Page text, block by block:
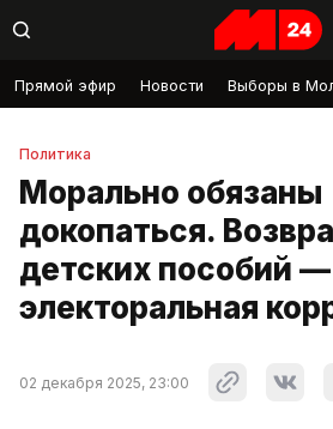
Прямой эфир Новости Выборы в
Политика
Морально обязаны
докопаться.
детских пособий —
электоральная
02 декабря 2025, 23:00